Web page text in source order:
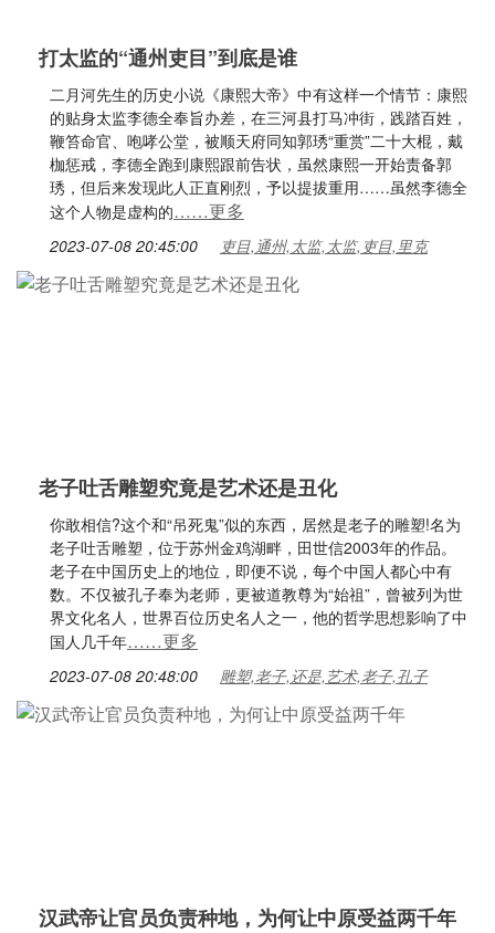
打太监的“通州吏目”到底是谁
二月河先生的历史小说《康熙大帝》中有这样一个情节：康熙
的贴身太监李德全奉旨办差，在三河县打马冲街，践踏百姓，
鞭笞命官、咆哮公堂，被顺天府同知郭琇“重赏”二十大棍，戴
枷惩戒，李德全跑到康熙跟前告状，虽然康熙一开始责备郭
琇，但后来发现此人正直刚烈，予以提拔重用……虽然李德全
这个人物是虚构的……更多
2023-07-08 20:45:00 吏目,通州,太监,太监,吏目,里克
老子吐舌雕塑究竟是艺术还是丑化
你敢相信?这个和“吊死鬼”似的东西，居然是老子的雕塑!名为
老子吐舌雕塑，位于苏州金鸡湖畔，田世信2003年的作品。
老子在中国历史上的地位，即便不说，每个中国人都心中有
数。不仅被孔子奉为老师，更被道教尊为“始祖”，曾被列为世
界文化名人，世界百位历史名人之一，他的哲学思想影响了中
国人几千年……更多
2023-07-08 20:48:00 雕塑,老子,还是,艺术,老子,孔子
汉武帝让官员负责种地，为何让中原受益两千年